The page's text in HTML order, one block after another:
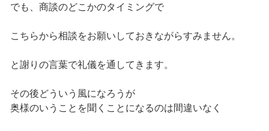
でも、商談のどこかのタイミングで
こちらから相談をお願いしておきながらすみません。
と謝りの言葉で礼儀を通してきます。
その後どういう風になろうが
奥様のいうことを聞くことになるのは間違いなく